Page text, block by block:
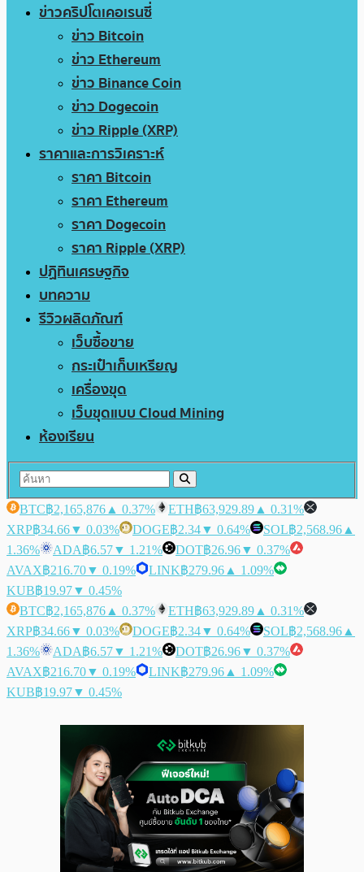
ข่าวคริปโตเคอเรนซี่
ข่าว Bitcoin
ข่าว Ethereum
ข่าว Binance Coin
ข่าว Dogecoin
ข่าว Ripple (XRP)
ราคาและการวิเคราะห์
ราคา Bitcoin
ราคา Ethereum
ราคา Dogecoin
ราคา Ripple (XRP)
ปฏิทินเศรษฐกิจ
บทความ
รีวิวผลิตภัณฑ์
เว็บซื้อขาย
กระเป๋าเก็บเหรียญ
เครื่องขุด
เว็บขุดแบบ Cloud Mining
ห้องเรียน
BTC฿2,165,876 ▲ 0.37% ETH฿63,929.89 ▲ 0.31%
XRP฿34.66▼ 0.03% DOGE฿2.34▼ 0.64% SOL฿2,568.96 ▲
1.36%
ADA฿6.57▼ 1.21% DOT฿26.96▼ 0.37%
AVAX฿216.70▼ 0.19% LINK฿279.96 ▲ 1.09%
KUB฿19.97▼ 0.45%
BTC฿2,165,876 ▲ 0.37% ETH฿63,929.89 ▲ 0.31%
XRP฿34.66▼ 0.03% DOGE฿2.34▼ 0.64% SOL฿2,568.96 ▲
1.36%
ADA฿6.57▼ 1.21% DOT฿26.96▼ 0.37%
AVAX฿216.70▼ 0.19% LINK฿279.96 ▲ 1.09%
KUB฿19.97▼ 0.45%